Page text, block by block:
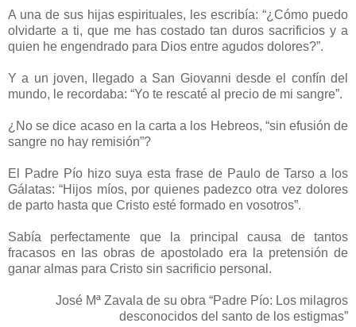
A una de sus hijas espirituales, les escribía: “¿Cómo puedo
olvidarte a ti, que me has costado tan duros sacrificios y a
quien he engendrado para Dios entre agudos dolores?”.
Y a un joven, llegado a San Giovanni desde el confín del
mundo, le recordaba: “Yo te rescaté al precio de mi sangre”.
¿No se dice acaso en la carta a los Hebreos, “sin efusión de
sangre no hay remisión”?
El Padre Pío hizo suya esta frase de Paulo de Tarso a los
Gálatas: “Hijos míos, por quienes padezco otra vez dolores
de parto hasta que Cristo esté formado en vosotros”.
Sabía perfectamente que la principal causa de tantos
fracasos en las obras de apostolado era la pretensión de
ganar almas para Cristo sin sacrificio personal.
José Mª Zavala de su obra “Padre Pío: Los milagros
desconocidos del santo de los estigmas”